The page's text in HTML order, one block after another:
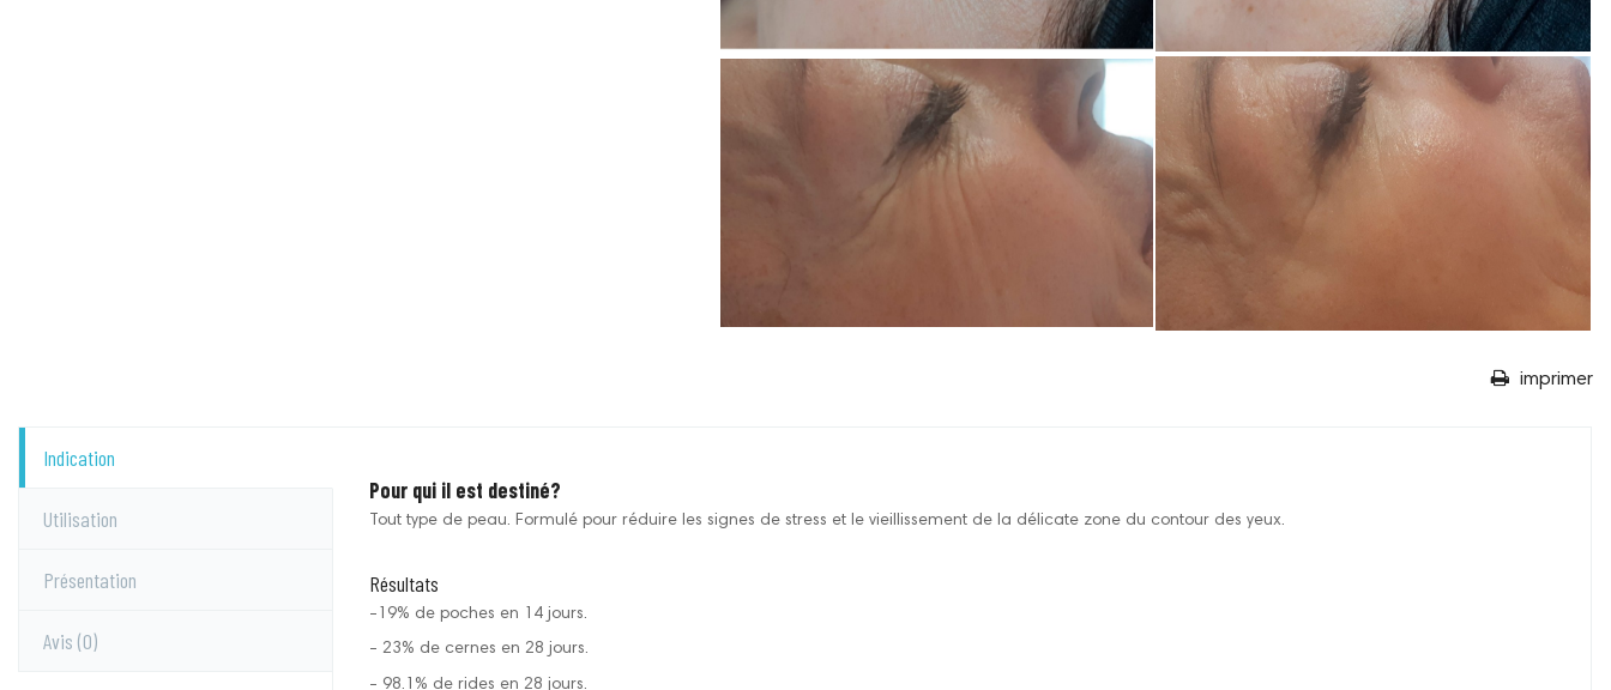
imprimer
Indication
Utilisation
Présentation
Avis (0)
Pour qui il est destiné?
Tout type de peau. Formulé pour réduire les signes de stress et le vieillissement de la délicate zone du contour des yeux.
Résultats
-19% de poches en 14 jours.
- 23% de cernes en 28 jours.
- 98.1% de rides en 28 jours.